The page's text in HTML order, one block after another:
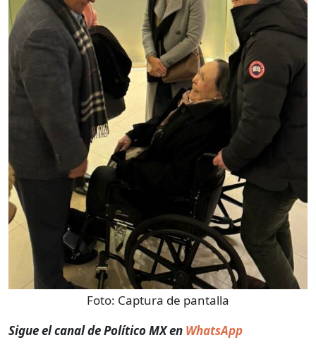
Foto: Captura de pantalla
Sigue el canal de Político MX en WhatsApp